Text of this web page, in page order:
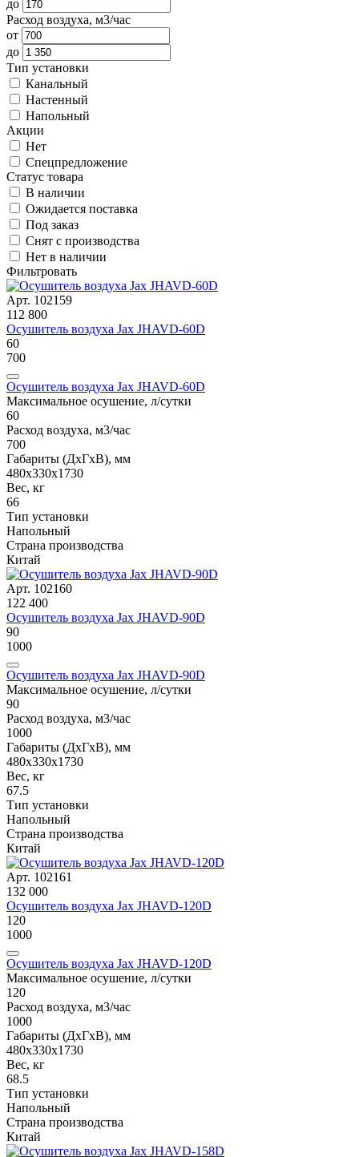
до
Расход воздуха, м3/час
от
до
Тип установки
Канальный
Настенный
Напольный
Акции
Нет
Спецпредложение
Статус товара
В наличии
Ожидается поставка
Под заказ
Снят с производства
Нет в наличии
Фильтровать
Арт. 102159
112 800
Осушитель воздуха Jax JHAVD-60D
60
700
Осушитель воздуха Jax JHAVD-60D
Максимальное осушение, л/сутки
60
Расход воздуха, м3/час
700
Габариты (ДxГxВ), мм
480х330x1730
Вес, кг
66
Тип установки
Напольный
Страна производства
Китай
Арт. 102160
122 400
Осушитель воздуха Jax JHAVD-90D
90
1000
Осушитель воздуха Jax JHAVD-90D
Максимальное осушение, л/сутки
90
Расход воздуха, м3/час
1000
Габариты (ДxГxВ), мм
480х330x1730
Вес, кг
67.5
Тип установки
Напольный
Страна производства
Китай
Арт. 102161
132 000
Осушитель воздуха Jax JHAVD-120D
120
1000
Осушитель воздуха Jax JHAVD-120D
Максимальное осушение, л/сутки
120
Расход воздуха, м3/час
1000
Габариты (ДxГxВ), мм
480х330x1730
Вес, кг
68.5
Тип установки
Напольный
Страна производства
Китай